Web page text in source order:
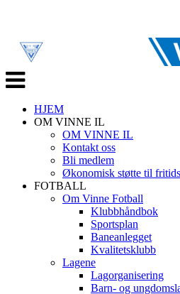
Veksle
navigasjon
HJEM
OM VINNE IL
OM VINNE IL
Kontakt oss
Bli medlem
Økonomisk støtte til
FOTBALL
Om Vinne Fotball
Klubbhåndbok
Sportsplan
Baneanlegget
Kvalitetsklubb
Lagene
Lagorganisering
Barn- og